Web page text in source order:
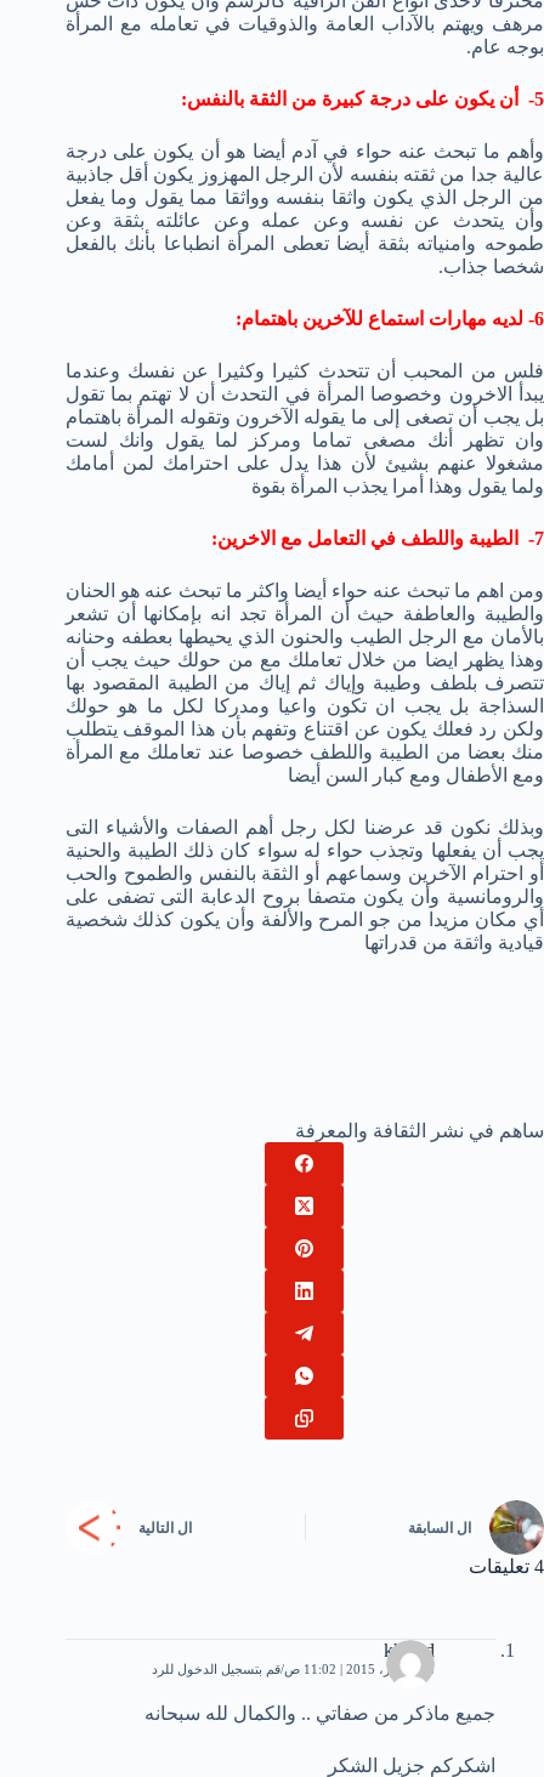
مرهف ويهتم بالآداب العامة والذوقيات في تعامله مع المرأة
بوجه عام.
5- أن يكون على درجة كبيرة من الثقة بالنفس:
وأهم ما تبحث عنه حواء في آدم أيضا هو أن يكون على درجة
عالية جدا من ثقته بنفسه لأن الرجل المهزوز يكون أقل جاذبية
من الرجل الذي يكون واثقا بنفسه وواثقا مما يقول وما يفعل
وأن يتحدث عن نفسه وعن عمله وعن عائلته بثقة وعن
طموحه وامنياته بثقة أيضا تعطى المرأة انطباعا بأنك بالفعل
شخصا جذاب.
6- لديه مهارات استماع للآخرين باهتمام:
فلس من المحبب أن تتحدث كثيرا وكثيرا عن نفسك وعندما
يبدأ الاخرون وخصوصا المرأة في التحدث أن لا تهتم بما تقول
بل يجب أن تصغى إلى ما يقوله الآخرون وتقوله المرأة باهتمام
وان تظهر أنك مصغى تماما ومركز لما يقول وانك لست
مشغولا عنهم بشيئ لأن هذا يدل على احترامك لمن أمامك
ولما يقول وهذا أمرا يجذب المرأة بقوة
7- الطيبة واللطف في التعامل مع الاخرين:
ومن اهم ما تبحث عنه حواء أيضا واكثر ما تبحث عنه هو الحنان
والطيبة والعاطفة حيث أن المرأة تجد انه بإمكانها أن تشعر
بالأمان مع الرجل الطيب والحنون الذي يحيطها بعطفه وحنانه
وهذا يظهر ايضا من خلال تعاملك مع من حولك حيث يجب أن
تتصرف بلطف وطيبة وإياك ثم إياك من الطيبة المقصود بها
السذاجة بل يجب ان تكون واعيا ومدركا لكل ما هو حولك
ولكن رد فعلك يكون عن اقتناع وتفهم بأن هذا الموقف يتطلب
منك بعضا من الطيبة واللطف خصوصا عند تعاملك مع المرأة
ومع الأطفال ومع كبار السن أيضا
وبذلك نكون قد عرضنا لكل رجل أهم الصفات والأشياء التى
يجب أن يفعلها وتجذب حواء له سواء كان ذلك الطيبة والحنية
أو احترام الآخرين وسماعهم أو الثقة بالنفس والطموح والحب
والرومانسية وأن يكون متصفا بروح الدعابة التى تضفى على
أي مكان مزيدا من جو المرح والألفة وأن يكون كذلك شخصية
قيادية واثقة من قدراتها
ساهم في نشر الثقافة والمعرفة
ال السابقة ال التالية
4 تعليقات
khaled
8 ديسمبر، 2015 | 11:02 ص قم بتسجيل الدخول للرد
جميع ماذكر من صفاتي .. والكمال لله سبحانه
اشكركم جزيل الشكر